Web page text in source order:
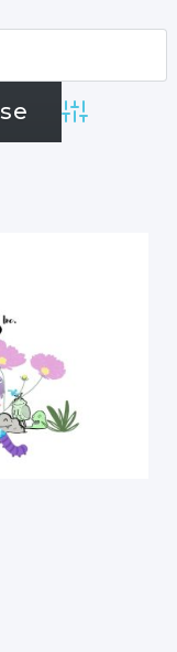
Advanced